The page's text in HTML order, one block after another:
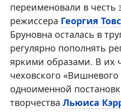
переименовали в честь
режиссера Георгия
Бруновна осталась в
регулярно пополнять
яркими образами. В их
чеховского
одноименной
творчества Льюиса